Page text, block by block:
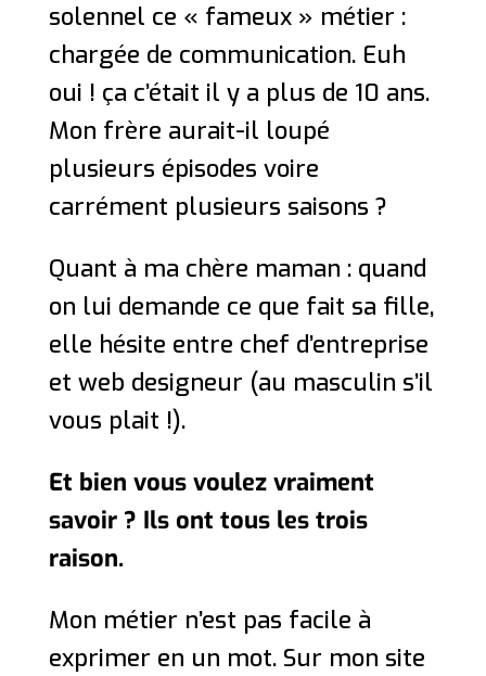
solennel ce « fameux » métier :
chargée de communication. Euh
oui ! ça c’était il y a plus de 10 ans.
Mon frère aurait-il loupé
plusieurs épisodes voire
carrément plusieurs saisons ?
Quant à ma chère maman : quand
on lui demande ce que fait sa fille,
elle hésite entre chef d’entreprise
et web designeur (au masculin s’il
vous plait !).
Et bien vous voulez vraiment
savoir ? Ils ont tous les trois
raison.
Mon métier n’est pas facile à
exprimer en un mot. Sur mon site